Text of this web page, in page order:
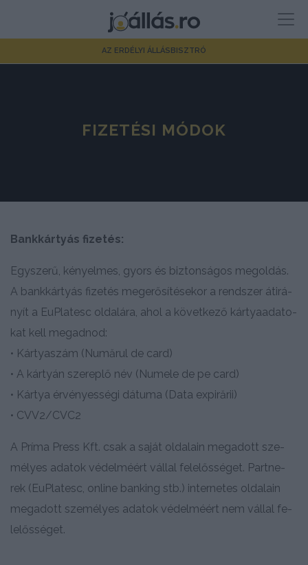
AZ ERDÉLYI ÁLLÁSBISZTRÓ
FIZETÉSI MÓDOK
Bank­kár­tyás fi­ze­tés:
Egy­sze­rű, ké­nyel­mes, gyors és biz­ton­sá­gos meg­ol­dás.
A bank­kár­tyás fi­ze­tés meg­erő­sí­té­se­kor a rend­szer át­irá­
nyít­ a EuP­la­tesc ol­da­lá­ra, ahol a kö­vet­ke­ző kár­tya­ada­to­
kat kell meg­ad­nod:
• Kár­tya­szám (Numă­rul de card)
• A kár­tyán sze­rep­lő név (Num­ele de pe card)
• Kár­tya ér­vé­nyes­sé­gi dá­tu­ma (Data ex­piră­rii)
• CVV2/​CVC2
A Prí­ma Press Kft. csak a sa­ját ol­da­la­in meg­adott sze­
mé­lyes ada­tok vé­del­mé­ért vál­lal fe­le­lős­sé­get. Part­ne­
rek (EuP­la­tesc, on­line bank­ing stb.) in­ter­ne­tes ol­da­la­in
meg­adott sze­mé­lyes ada­tok vé­del­mé­ért nem vál­lal fe­
le­lős­sé­get.